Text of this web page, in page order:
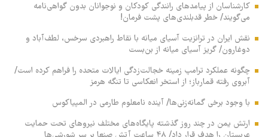
کارشناسان از پیامدهای رانندگی کودکان و نوجوانان بدون گواهی‌نامه
می‌گویند/ خطر قدبلندی‌های پشت فرمان!
نقش ایران در ترانزیت آسیای میانه با نقاط راهبردی سرخس، لطف‌آباد و
دوغارون/ گریز آسیای میانه از بن‌بست
چگونه عملکرد ترامپ زمینه خجالت‌زدگی ایالات متحده را فراهم کرده است/
آبروی رفته قمارباز؛ از استخر انعکاسی تا تنگه هرمز
با وجود برخی گمانه‌زنی‌ها/ آینده نامعلوم طارمی در المپیاکوس
ارتش یمن در چند روز گذشته پایگاه‌های مختلف نیروهای تحت حمایت